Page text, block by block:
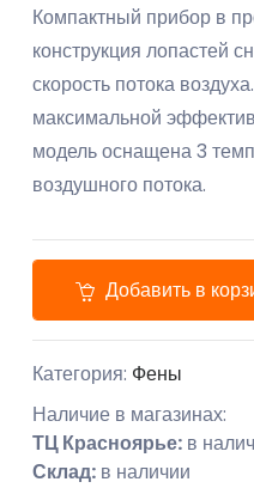
Компактный прибор в
конструкция лопастей
скорость потока
максимальной
модель оснащена 3
воздушного потока.
Добавить в
Категория: Фены
Наличие в магазинах:
ТЦ Красноярье: в
Склад: в наличии